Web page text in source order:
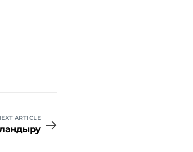
ARTICLE